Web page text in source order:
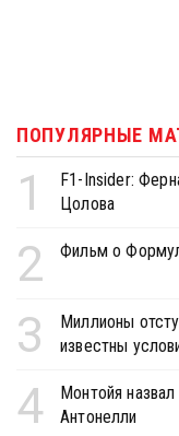
ПОПУЛЯРНЫЕ
1
F1-Insider:
Цолова
2 Фильм о
3
Миллионы
известны
4
Монтойя
Антонелли